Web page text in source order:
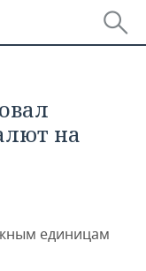
на
единицам